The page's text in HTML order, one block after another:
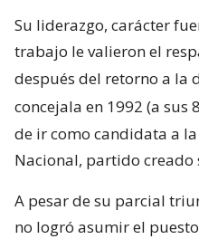
Su liderazgo, carácter
trabajo le valieron el
después del retorno a la
concejala en 1992 (a sus
de ir como candidata a
Nacional, partido creado
A pesar de su parcial
no logró asumir el